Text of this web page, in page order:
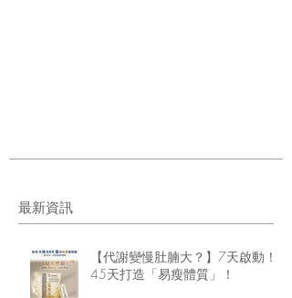
最新資訊
【代謝變慢肚腩大？】7天啟動！
45天打造「易瘦體質」！